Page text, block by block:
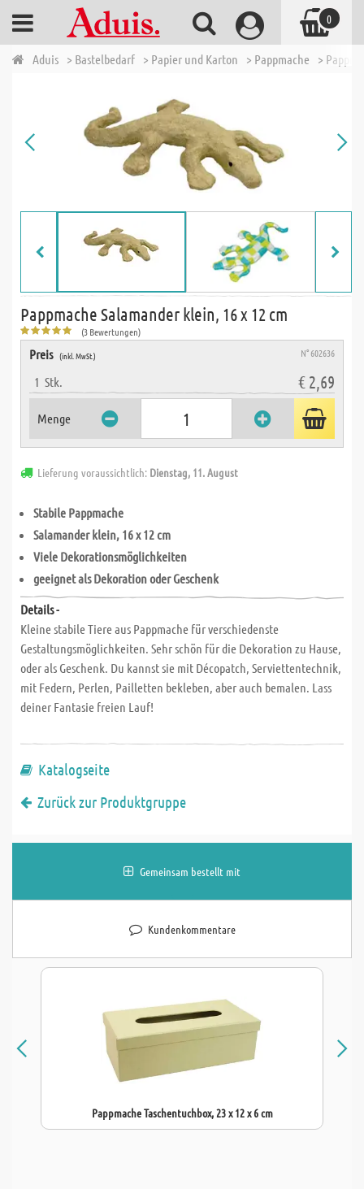
Aduis > Bastelbedarf > Papier und Karton > Pappmache >
Pappmache Salamander klein, 16 x 12 cm
(3 Bewertungen)
Preis (inkl. MwSt.) N° 602636
1 Stk. € 2,69
Menge
Lieferung voraussichtlich: Dienstag, 11. August
Stabile Pappmache
Salamander klein, 16 x 12 cm
Viele Dekorationsmöglichkeiten
geeignet als Dekoration oder Geschenk
Details -
Kleine stabile Tiere aus Pappmache für verschiedenste
Gestaltungsmöglichkeiten. Sehr schön für die Dekoration zu Hause,
oder als Geschenk. Du kannst sie mit Décopatch, Serviettentechnik,
mit Federn, Perlen, Pailletten bekleben, aber auch bemalen. Lass
deiner Fantasie freien Lauf!
Katalogseite
Zurück zur Produktgruppe
Gemeinsam bestellt mit
Kundenkommentare
Pappmache Taschentuchbox, 23 x 12 x 6 cm
0